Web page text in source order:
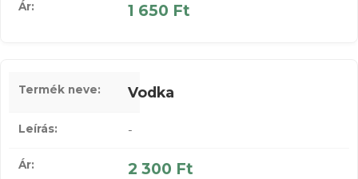
1 650 Ft
Vodka
-
2 300 Ft